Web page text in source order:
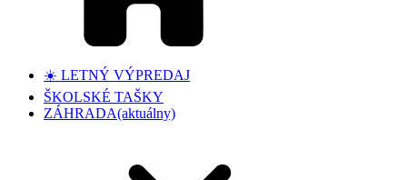
☀️ LETNÝ VÝPREDAJ
ŠKOLSKÉ TAŠKY
ZÁHRADA(aktuálny)